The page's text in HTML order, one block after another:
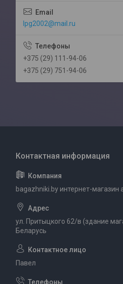
lpg2002@mail.ru
+375 (29) 111-94-06
+375 (29) 751-94-06
bagazhniki.by интернет-магазин
ул. Притыцкого 62/в (здание
Беларусь
Павел